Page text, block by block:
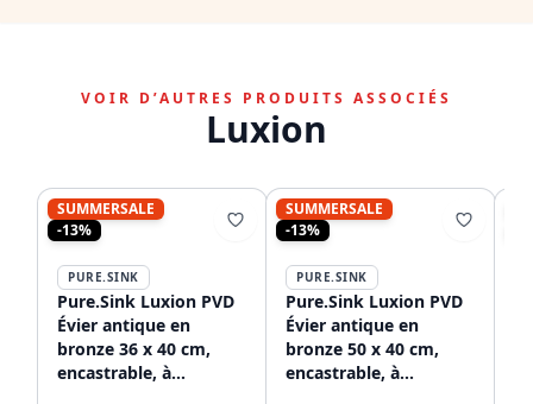
VOIR D’AUTRES PRODUITS ASSOCIÉS
Luxion
SUMMERSALE
-13%
PURE.SINK
Pure.Sink Luxion PVD
Évier antique en
bronze 36 x 40 cm,
encastrable, à
SUMMERSALE
-13%
PURE.SINK
Pure.Sink Luxion PVD
Évier antique en
bronze 50 x 40 cm,
encastrable, à